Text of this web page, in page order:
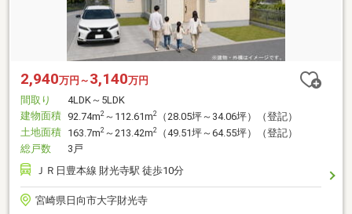
2,940万円～ 3,140万円
間取り
4LDK～5LDK
建物面積 92.74m2 ～112.61m2
（28.05坪～34.06坪）（登記）
土地面積 163.7m2 ～213.42m2
（49.51坪～64.55坪）（登記）
総戸数
3戸
ＪＲ日豊本線 財光寺駅 徒歩10分
宮崎県日向市大字財光寺